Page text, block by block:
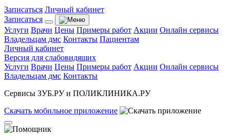
Записаться Личный кабинет
Записаться
Услуги Врачи Цены Примеры работ Акции Онлайн сервисы
Владельцам дмс Контакты Пациентам
Личный кабинет
Версия для слабовидящих
Услуги Врачи Цены Примеры работ Акции Онлайн сервисы
Владельцам дмс Контакты
Сервисы ЗУБ.РУ и ПОЛИКЛИНИКА.РУ
Скачать мобильное приложение